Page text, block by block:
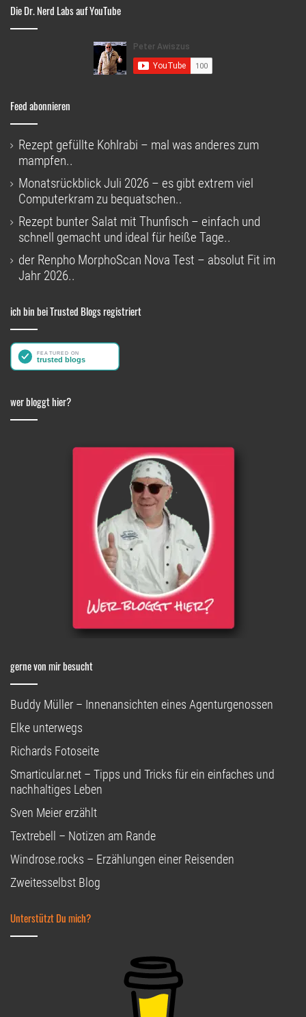
Die Dr. Nerd Labs auf YouTube
Feed abonnieren
Rezept gefüllte Kohlrabi – mal was anderes zum
mampfen..
Monatsrückblick Juli 2026 – es gibt extrem viel
Computerkram zu bequatschen..
Rezept bunter Salat mit Thunfisch – einfach und
schnell gemacht und ideal für heiße Tage..
der Renpho MorphoScan Nova Test – absolut Fit im
Jahr 2026..
ich bin bei Trusted Blogs registriert
wer bloggt hier?
gerne von mir besucht
Buddy Müller – Innenansichten eines Agenturgenossen
Elke unterwegs
Richards Fotoseite
Smarticular.net – Tipps und Tricks für ein einfaches und
nachhaltiges Leben
Sven Meier erzählt
Textrebell – Notizen am Rande
Windrose.rocks – Erzählungen einer Reisenden
Zweitesselbst Blog
Unterstützt Du mich?